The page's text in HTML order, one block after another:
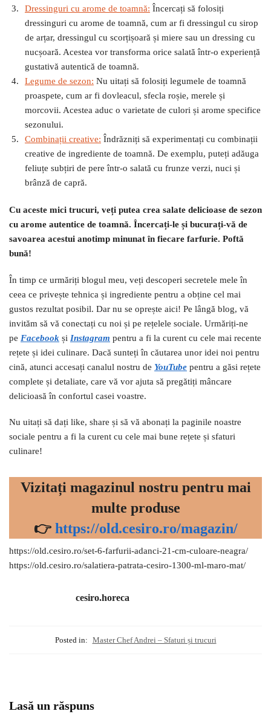
Dressinguri cu arome de toamnă: Încercați să folosiți
dressinguri cu arome de toamnă, cum ar fi dressingul cu sirop
de arțar, dressingul cu scorțișoară și miere sau un dressing cu
nucșoară. Acestea vor transforma orice salată într-o experiență
gustativă autentică de toamnă.
Legume de sezon: Nu uitați să folosiți legumele de toamnă
proaspete, cum ar fi dovleacul, sfecla roșie, merele și
morcovii. Acestea aduc o varietate de culori și arome specifice
sezonului.
Combinații creative: Îndrăzniți să experimentați cu combinații
creative de ingrediente de toamnă. De exemplu, puteți adăuga
feliuțe subțiri de pere într-o salată cu frunze verzi, nuci și
brânză de capră.
Cu aceste mici trucuri, veți putea crea salate delicioase de sezon
cu arome autentice de toamnă. Încercați-le și bucurați-vă de
savoarea acestui anotimp minunat în fiecare farfurie. Poftă
bună!
În timp ce urmăriți blogul meu, veți descoperi secretele mele în
ceea ce privește tehnica și ingrediente pentru a obține cel mai
gustos rezultat posibil. Dar nu se oprește aici! Pe lângă blog, vă
invităm să vă conectați cu noi și pe rețelele sociale. Urmăriți-ne
pe Facebook și Instagram pentru a fi la curent cu cele mai recente
rețete și idei culinare. Dacă sunteți în căutarea unor idei noi pentru
cină, atunci accesați canalul nostru de YouTube pentru a găsi rețete
complete și detaliate, care vă vor ajuta să pregătiți mâncare
delicioasă în confortul casei voastre.
Nu uitați să dați like, share și să vă abonați la paginile noastre
sociale pentru a fi la curent cu cele mai bune rețete și sfaturi
culinare!
Vizitați magazinul nostru pentru mai
multe produse
👉 https://old.cesiro.ro/magazin/
https://old.cesiro.ro/set-6-farfurii-adanci-21-cm-culoare-neagra/
https://old.cesiro.ro/salatiera-patrata-cesiro-1300-ml-maro-mat/
cesiro.horeca
Posted in: Master Chef Andrei – Sfaturi și trucuri
Lasă un răspuns